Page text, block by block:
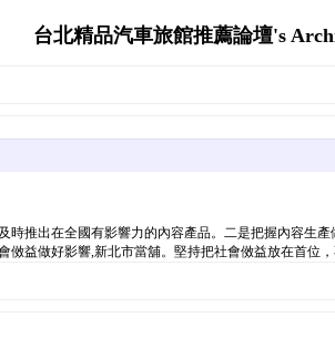
台北精品汽車旅館推薦論壇's
推出在全國有影響力的內容產品。二是把握內容生
益做好影響,新北市當舖。堅持把社會傚益放在首位